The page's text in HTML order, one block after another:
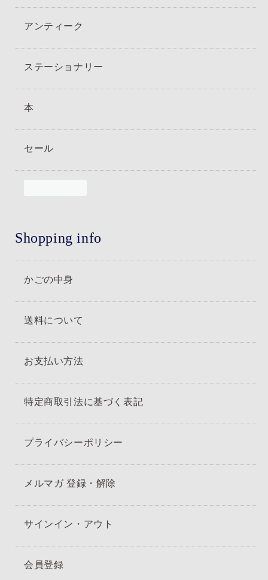
アンティーク
ステーショナリー
本
セール
Shopping info
かごの中身
送料について
お支払い方法
特定商取引法に基づく表記
プライバシーポリシー
メルマガ 登録・解除
サインイン・アウト
会員登録